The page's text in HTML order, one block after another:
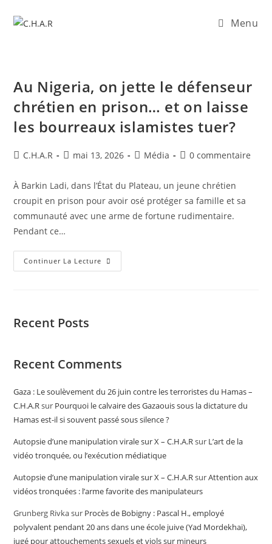
Menu
Au Nigeria, on jette le défenseur
chrétien en prison… et on laisse
les bourreaux islamistes tuer?
C.H.A.R mai 13, 2026 Média 0 commentaire
À Barkin Ladi, dans l’État du Plateau, un jeune chrétien
croupit en prison pour avoir osé protéger sa famille et sa
communauté avec une arme de fortune rudimentaire.
Pendant ce…
Continuer La Lecture
Recent Posts
Recent Comments
Gaza : Le soulèvement du 26 juin contre les terroristes du Hamas –
C.H.A.Rsur Pourquoi le calvaire des Gazaouis sous la dictature du
Hamas est-il si souvent passé sous silence ?
Autopsie d’une manipulation virale sur X – C.H.A.Rsur L’art de la
vidéo tronquée, ou l’exécution médiatique
Autopsie d’une manipulation virale sur X – C.H.A.RsurAttention aux
vidéos tronquées : l’arme favorite des manipulateurs
Grunberg Rivkasur Procès de Bobigny : Pascal H., employé
polyvalent pendant 20 ans dans une école juive (Yad Mordekhai),
jugé pour attouchements sexuels et viols sur mineurs